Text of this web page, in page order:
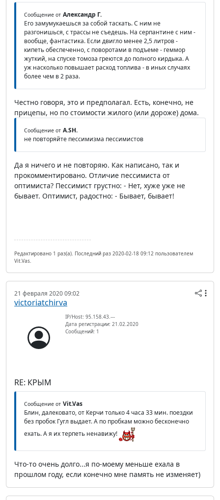
Сообщение от Александр Г.
Его замумукаешься за собой таскать. С ним не
разгонишься, с трассы не съедешь. На серпантине с ним -
вообще, фантастика. Если двигло менее 2,5 литров -
кипеть обеспеченно, с поворотами в подъеме - геммор
жуткий, на спуске томоза греются до полного кирдыка. А
уж насколько повышает расход топлива - в иных случаях
более чем в 2 раза.
Честно говоря, это и предполагал. Есть, конечно, не
прицепы, но по стоимости жилого (или дороже) дома.
Сообщение от A.SH.
не повторяйте пессимизма пессимистов
Да я ничего и не повторяю. Как написано, так и
прокомментировано. Отличие пессимиста от
оптимиста? Пессимист грустно: - Нет, хуже уже не
бывает. Оптимист, радостно: - Бывает, бывает!
Редактировано 1 раз(а). Последний раз 2020-02-18 09:12 пользователем
Vit.Vas.
21 февраля 2020 09:02
victoriatchirva
IP/Host: 95.158.43.---
Дата регистрации: 21.02.2020
Сообщений: 1
RE: КРЫМ
Сообщение от Vit.Vas
Блин, далековато, от Керчи только 4 часа 33 мин. поездки
без пробок Гугл выдает. А по пробкам можно бесконечно
ехать. А я их терпеть ненавижу!
Что-то очень долго...я по-моему меньше ехала в
прошлом году, если конечно мне память не изменяет)